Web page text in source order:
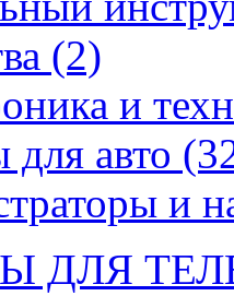
(2)
и
для авто
и
ДЛЯ